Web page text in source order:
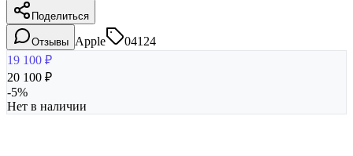
Поделиться
Отзывы Apple
04124
19 100 ₽
20 100 ₽
-5%
Нет в наличии